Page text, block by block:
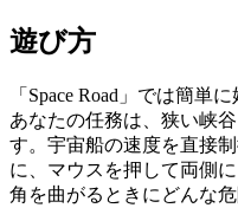
遊び方
「Space Road」では簡単
あなたの任務は、狭い峡
す。宇宙船の速度を直接
に、マウスを押して両側
角を曲がるときにどんな